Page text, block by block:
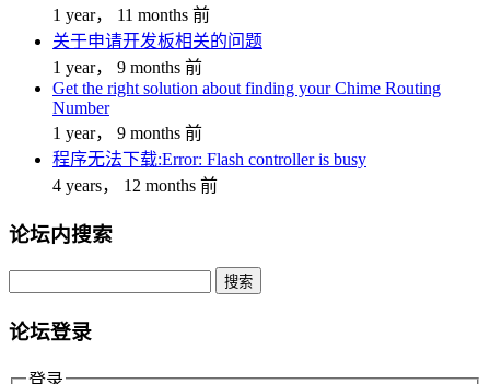
1 year， 11 months 前
关于申请开发板相关的问题
1 year， 9 months 前
Get the right solution about finding your Chime Routing
Number
1 year， 9 months 前
程序无法下载:Error: Flash controller is busy
4 years， 12 months 前
论坛内搜索
论坛登录
登录